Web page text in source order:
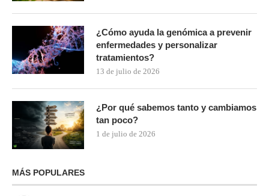
¿Cómo ayuda la genómica a prevenir
enfermedades y personalizar
tratamientos?
13 de julio de 2026
¿Por qué sabemos tanto y cambiamos
tan poco?
1 de julio de 2026
MÁS POPULARES